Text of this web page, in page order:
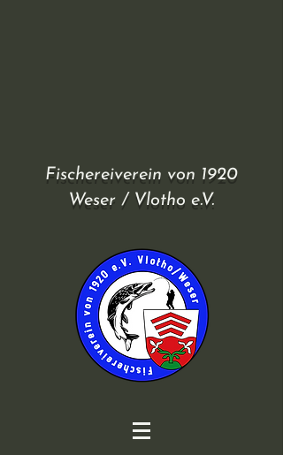
Fischereiverein von 1920
Weser / Vlotho e.V.